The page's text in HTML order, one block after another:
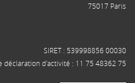
75017 Paris
SIRET : 539998856 00030
déclaration d'activité : 11 75 48362 75